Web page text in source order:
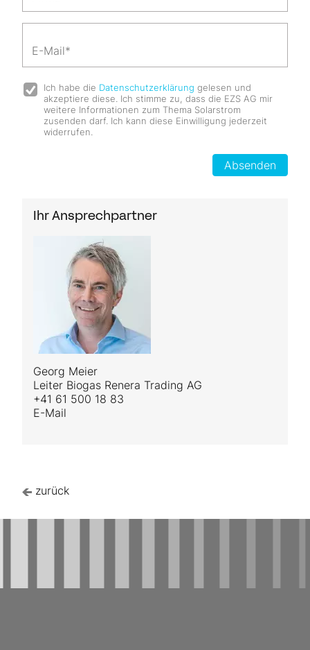
Ich habe die Datenschutzerklärung gelesen und
akzeptiere diese. Ich stimme zu, dass die EZS AG mir
weitere Informationen zum Thema Solarstrom
zusenden darf. Ich kann diese Einwilligung jederzeit
widerrufen.
Absenden
Ihr Ansprechpartner
Georg Meier
Leiter Biogas Renera Trading AG
+41 61 500 18 83
E-Mail
zurück